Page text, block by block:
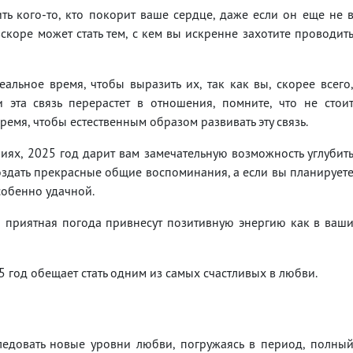
кого-то, кто покорит ваше сердце, даже если он еще не в
может стать тем, с кем вы искренне захотите проводить
время, чтобы выразить их, так как вы, скорее всего,
связь перерастет в отношения, помните, что не стоит
чтобы естественным образом развивать эту связь.
2025 год дарит вам замечательную возможность углубить
прекрасные общие воспоминания, а если вы планируете
удачной.
погода привнесут позитивную энергию как в ваши
обещает стать одним из самых счастливых в любви.
новые уровни любви, погружаясь в период, полный